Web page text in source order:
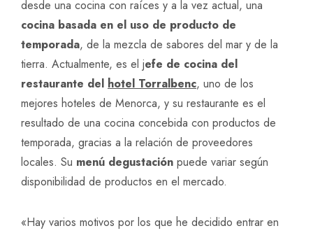
desde una cocina con raíces y a la vez actual, una
cocina basada en el uso de producto de
temporada, de la mezcla de sabores del mar y de la
tierra. Actualmente, es el jefe de cocina del
restaurante del hotel Torralbenc, uno de los
mejores hoteles de Menorca, y su restaurante es el
resultado de una cocina concebida con productos de
temporada, gracias a la relación de proveedores
locales. Su menú degustación puede variar según
disponibilidad de productos en el mercado.
«Hay varios motivos por los que he decidido entrar en